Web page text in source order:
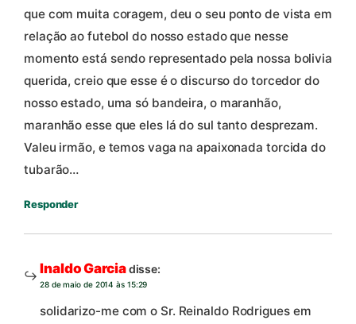
que com muita coragem, deu o seu ponto de vista em
relação ao futebol do nosso estado que nesse
momento está sendo representado pela nossa bolivia
querida, creio que esse é o discurso do torcedor do
nosso estado, uma só bandeira, o maranhão,
maranhão esse que eles lá do sul tanto desprezam.
Valeu irmão, e temos vaga na apaixonada torcida do
tubarão…
Responder
Inaldo Garciadisse:
28 de maio de 2014 às 15:29
solidarizo-me com o Sr. Reinaldo Rodrigues em